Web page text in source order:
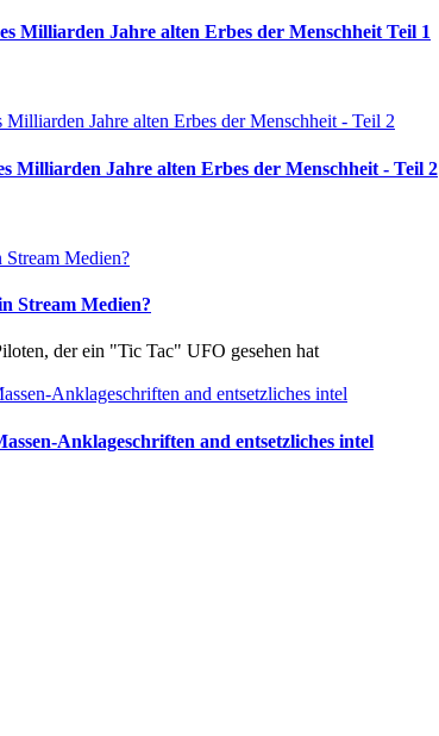
Milliarden Jahre alten Erbes der Menschheit Teil 1
Milliarden Jahre alten Erbes der Menschheit - Teil 2
Stream Medien?
der ein "Tic Tac" UFO gesehen hat
Anklageschriften and entsetzliches intel